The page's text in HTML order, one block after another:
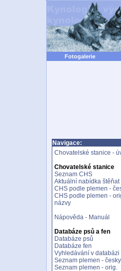
Fotogalerie
Navigace:
Chovatelské stanice -
Chovatelské stanice
Seznam CHS
Aktuální nabídka štěňat
CHS podle plemen -
CHS podle plemen -
názvy
Nápověda - Manuál
Databáze psů a fen
Databáze psů
Databáze fen
Vyhledávání v databázi
Seznam plemen - česky
Seznam plemen - orig.